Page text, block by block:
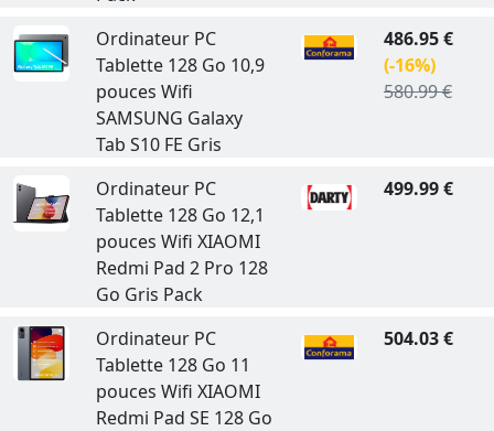
Ordinateur PC
Tablette 128 Go 10,9
pouces Wifi
SAMSUNG Galaxy
Tab S10 FE Gris
486.95 €
(-16%)
580.99 €
Ordinateur PC
Tablette 128 Go 12,1
pouces Wifi XIAOMI
Redmi Pad 2 Pro 128
Go Gris Pack
499.99 €
Ordinateur PC
Tablette 128 Go 11
pouces Wifi XIAOMI
Redmi Pad SE 128 Go
504.03 €